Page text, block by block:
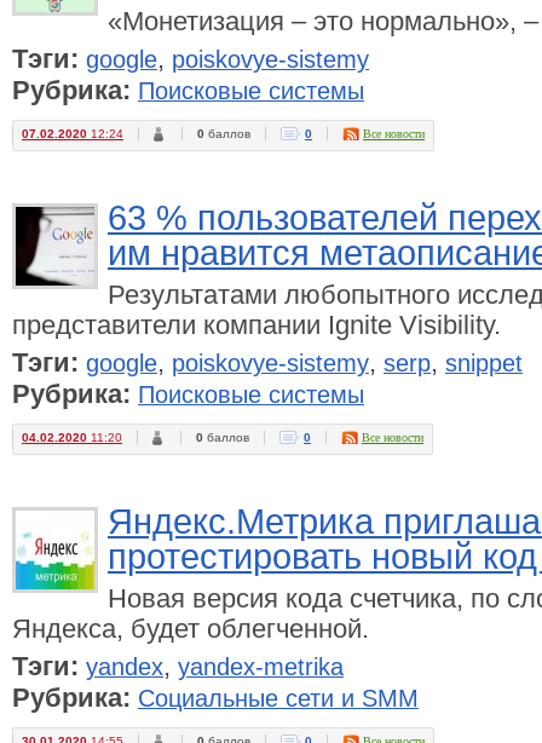
«Монетизация – это нормально»,
Тэги: google, poiskovye-sistemy
Рубрика: Поисковые системы
07.02.2020 12:24 0 баллов 0 Все новости
63 % пользователей
им нравится
Результатами любопытного
представители компании Ignite Visibility.
Тэги: google, poiskovye-sistemy, serp, snippet
Рубрика: Поисковые системы
04.02.2020 11:20 0 баллов 0 Все новости
Яндекс.Метрика
протестировать новый
Новая версия кода счетчика, по
Яндекса, будет облегченной.
Тэги: yandex, yandex-metrika
Рубрика: Социальные сети и SMM